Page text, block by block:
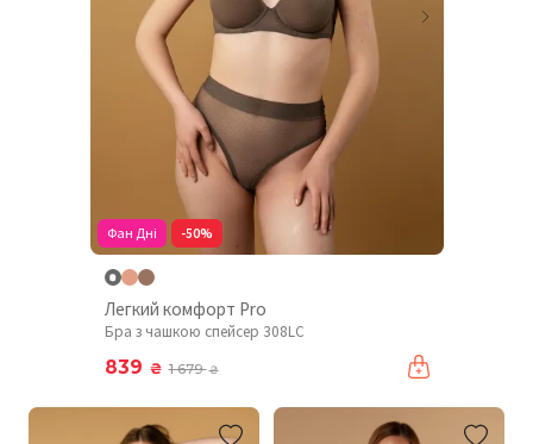
Фан Дні -50%
Легкий комфорт Pro
Бра з чашкою спейсер 308LC
839 ₴ 1 679₴